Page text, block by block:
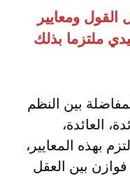
ومعايير
ملتزما بذلك
بين النظم
العائدة،
بهذه المعايير،
بين العقل